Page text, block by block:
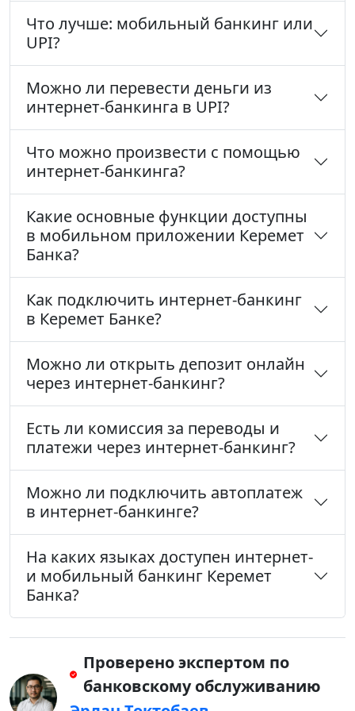
Что лучше: мобильный банкинг или
UPI?
Можно ли перевести деньги из
интернет-банкинга в UPI?
Что можно произвести с помощью
интернет-банкинга?
Какие основные функции доступны
в мобильном приложении Керемет
Банка?
Как подключить интернет-банкинг
в Керемет Банке?
Можно ли открыть депозит онлайн
через интернет-банкинг?
Есть ли комиссия за переводы и
платежи через интернет-банкинг?
Можно ли подключить автоплатеж
в интернет-банкинге?
На каких языках доступен интернет-
и мобильный банкинг Керемет
Банка?
Проверено экспертом по
банковскому обслуживанию